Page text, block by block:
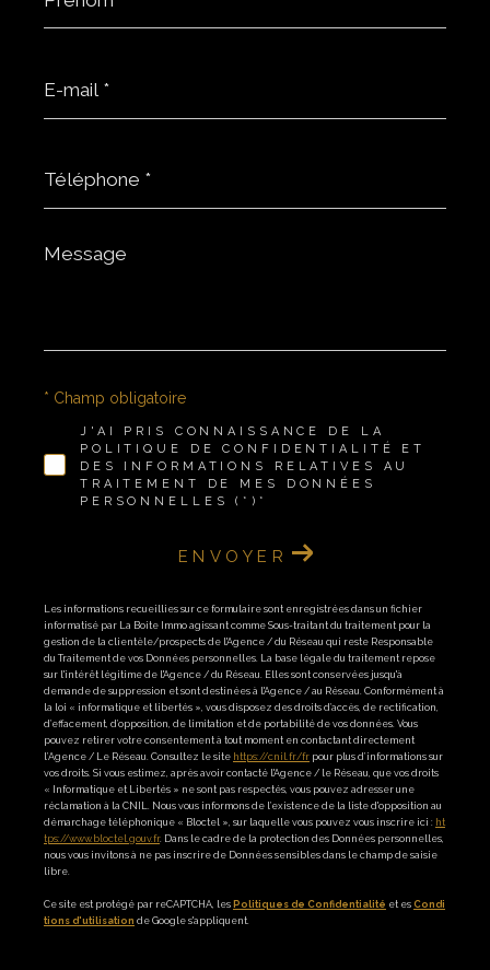
mail
*
*
Message
*
J'AI PRIS CONNAISSANCE DE LA
POLITIQUE DE CONFIDENTIALITÉ ET
DES INFORMATIONS RELATIVES AU
TRAITEMENT DE MES DONNÉES
PERSONNELLES (*)*
* Champ obligatoire
ENVOYER
Les informations recueillies sur ce formulaire sont enregistrées dans un fichier
informatisé par La Boite Immo agissant comme Sous-traitant du traitement pour la
gestion de la clientèle/prospects de l'Agence / du Réseau qui reste Responsable
du Traitement de vos Données personnelles. La base légale du traitement repose
sur l'intérêt légitime de l'Agence / du Réseau. Elles sont conservées jusqu'à
demande de suppression et sont destinées à l'Agence / au Réseau. Conformément à
la loi « informatique et libertés », vous disposez des droits d’accès, de rectification,
d’effacement, d’opposition, de limitation et de portabilité de vos données. Vous
pouvez retirer votre consentement à tout moment en contactant directement
l’Agence / Le Réseau. Consultez le site https://cnil.fr/fr pour plus d’informations sur
vos droits. Si vous estimez, après avoir contacté l'Agence / le Réseau, que vos droits
« Informatique et Libertés » ne sont pas respectés, vous pouvez adresser une
réclamation à la CNIL. Nous vous informons de l’existence de la liste d'opposition au
démarchage téléphonique « Bloctel », sur laquelle vous pouvez vous inscrire ici : ht
tps://www.bloctel.gouv.fr. Dans le cadre de la protection des Données personnelles,
nous vous invitons à ne pas inscrire de Données sensibles dans le champ de saisie
libre.
Ce site est protégé par reCAPTCHA, les Politiques de Confidentialité et es Condi
tions d'utilisation de Google s'appliquent.